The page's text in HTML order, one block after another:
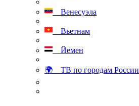
Венесуэла
Вьетнам
Йемен
🌍 ТВ по городам России